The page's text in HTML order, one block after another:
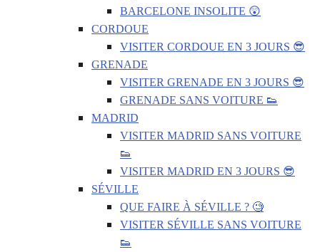
BARCELONE INSOLITE 😲
CORDOUE
VISITER CORDOUE EN 3 JOURS 😎
GRENADE
VISITER GRENADE EN 3 JOURS 😎
GRENADE SANS VOITURE 👟
MADRID
VISITER MADRID SANS VOITURE
👟
VISITER MADRID EN 3 JOURS 😎
SÉVILLE
QUE FAIRE À SÉVILLE ? 🧐
VISITER SÉVILLE SANS VOITURE
👟